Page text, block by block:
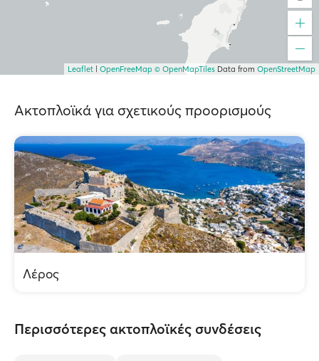
Leaflet OpenFreeMap © OpenMapTiles Data from OpenStreetMap
Ακτοπλοϊκά για σχετικούς προορισμούς
Λέρος
Περισσότερες ακτοπλοϊκές συνδέσεις